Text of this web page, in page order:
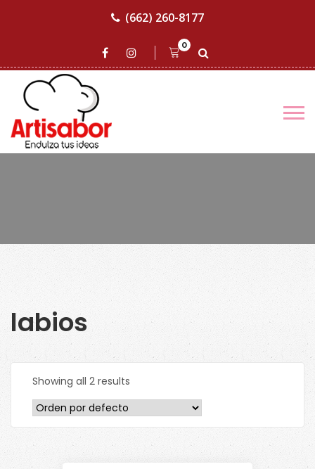
(662) 260-8177
0
labios
Showing all 2 results